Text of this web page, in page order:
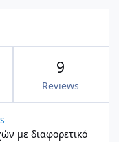
9
Reviews
με διαφορετικό